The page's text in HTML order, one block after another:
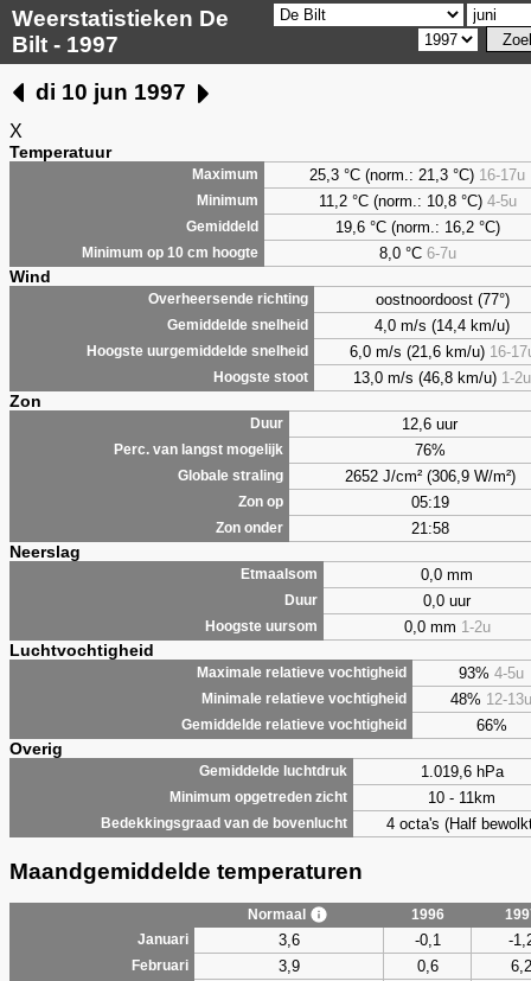
Weerstatistieken De
Bilt - 1997
di 10 jun 1997
X
Temperatuur
Maximum 25,3 °C (norm.: 21,3 °C) 16-17u
Minimum 11,2 °C (norm.: 10,8 °C) 4-5u
Gemiddeld 19,6 °C (norm.: 16,2 °C)
Minimum op 10 cm hoogte 8,0°C 6-7u
Wind
Overheersende richting oostnoordoost (77°)
Gemiddelde snelheid 4,0 m/s (14,4 km/u)
Hoogste uurgemiddelde snelheid 6,0 m/s (21,6 km/u) 16-
Hoogste stoot 13,0 m/s (46,8 km/u) 1-2u
Zon
Duur 12,6 uur
Perc. van langst mogelijk 76%
Globale straling 2652 J/cm² (306,9 W/m²)
Zon op 05:19
Zon onder 21:58
Neerslag
Etmaalsom 0,0 mm
Duur 0,0 uur
Hoogste uursom 0,0 mm 1-2u
Luchtvochtigheid
Maximale relatieve vochtigheid 93% 4-5u
Minimale relatieve vochtigheid 48% 12-13u
Gemiddelde relatieve vochtigheid 66%
Overig
Gemiddelde luchtdruk 1.019,6 hPa
Minimum opgetreden zicht 10 - 11km
Bedekkingsgraad van de bovenlucht 4 octa's (Half
Maandgemiddelde temperaturen
Normaal 1996
Januari
3,6 -0,1 -
Februari 3,9 0,6 6,2